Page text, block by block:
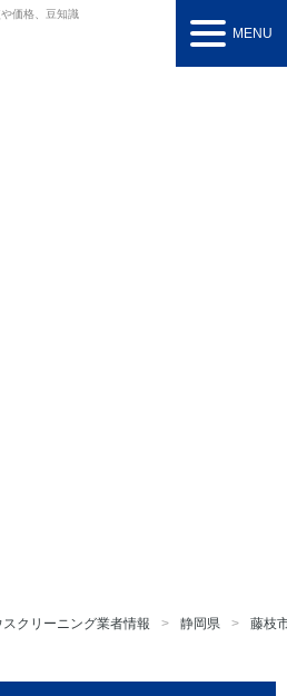
価格、豆知識
MENU
クリーニング業者情報 静岡県 藤枝